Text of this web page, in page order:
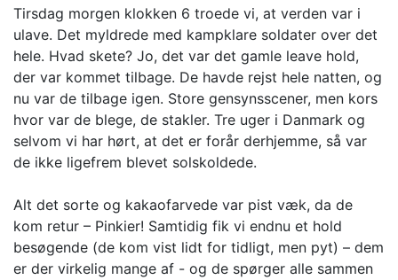
Tirsdag morgen klokken 6 troede vi, at verden var i
ulave. Det myldrede med kampklare soldater over det
hele. Hvad skete? Jo, det var det gamle leave hold,
der var kommet tilbage. De havde rejst hele natten, og
nu var de tilbage igen. Store gensynsscener, men kors
hvor var de blege, de stakler. Tre uger i Danmark og
selvom vi har hørt, at det er forår derhjemme, så var
de ikke ligefrem blevet solskoldede.
Alt det sorte og kakaofarvede var pist væk, da de
kom retur – Pinkier! Samtidig fik vi endnu et hold
besøgende (de kom vist lidt for tidligt, men pyt) – dem
er der virkelig mange af - og de spørger alle sammen